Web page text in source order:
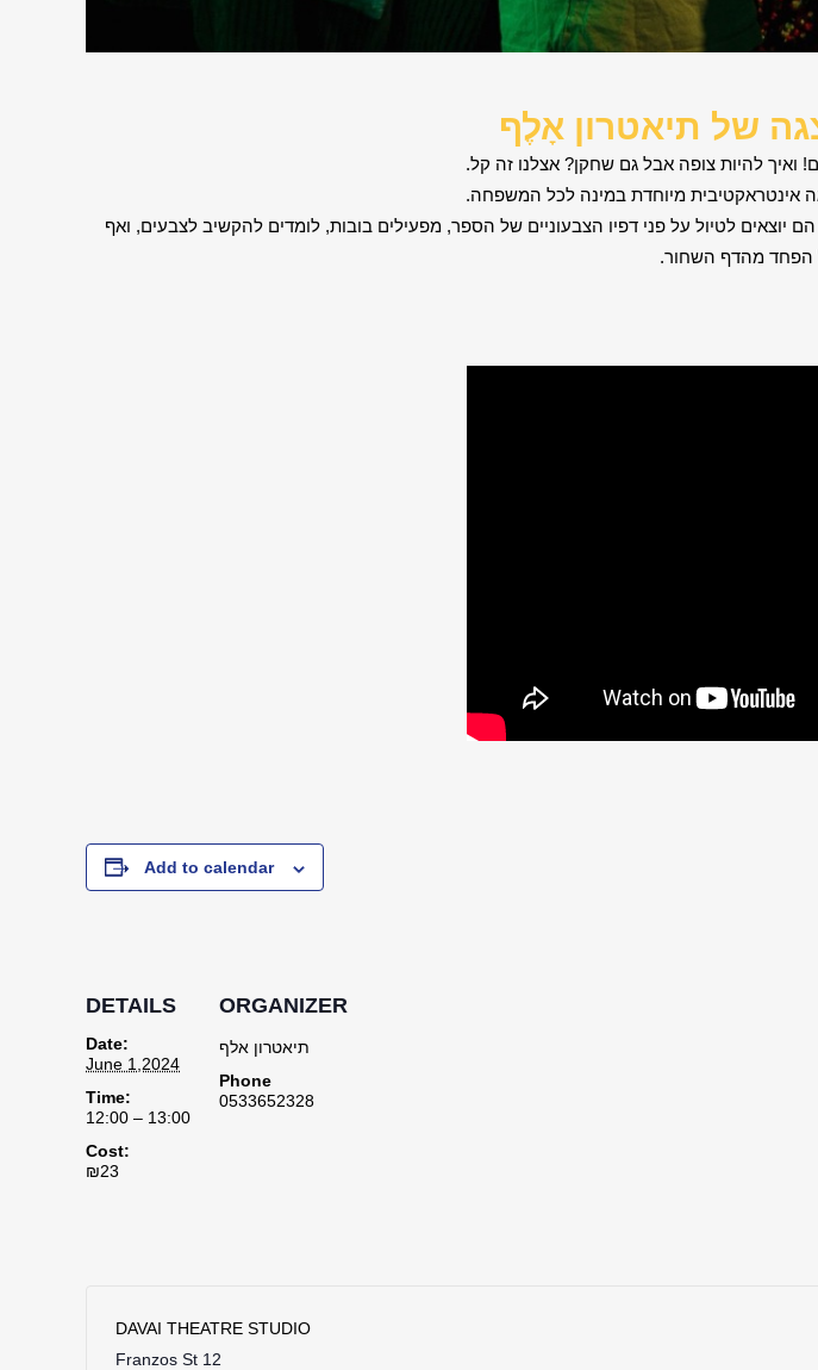
של תיאטרון אָלֶף
ואיך להיות צופה אבל גם שחקן? אצלנו זה קל.
אינטראקטיבית מיוחדת במינה לכל המשפחה.
לטיול על פני דפיו הצבעוניים של הספר, מפעילים בובות, לומדים להקשיב לצבעים, ואף
הפחד מהדף השחור.
Add to calendar
DETAILS
Date:
June 1,2024
Time:
12:00 – 13:00
Cost:
₪23
ORGANIZER
תיאטרון אלף
Phone
0533652328
DAVAI THEATRE STUDIO
Franzos St 12